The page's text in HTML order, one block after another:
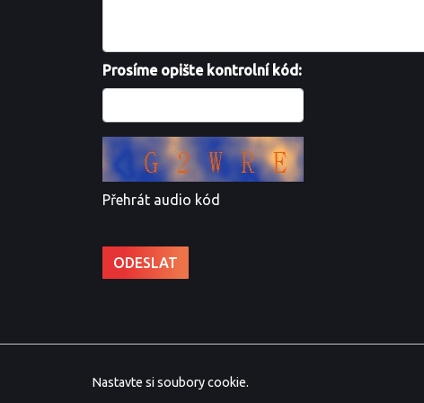
Prosíme opište kontrolní kód:
Přehrát audio kód
Nastavte si soubory cookie.